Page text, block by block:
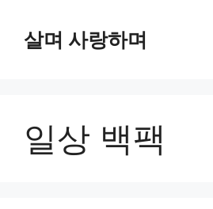
살며 사랑하며
일상 백팩